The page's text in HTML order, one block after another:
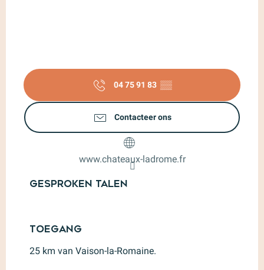
04 75 91 83 ▒▒
Contacteer ons
www.chateaux-ladrome.fr
Gesproken talen
Gesproken talen
Toegang
Toegang
25 km van Vaison-la-Romaine.